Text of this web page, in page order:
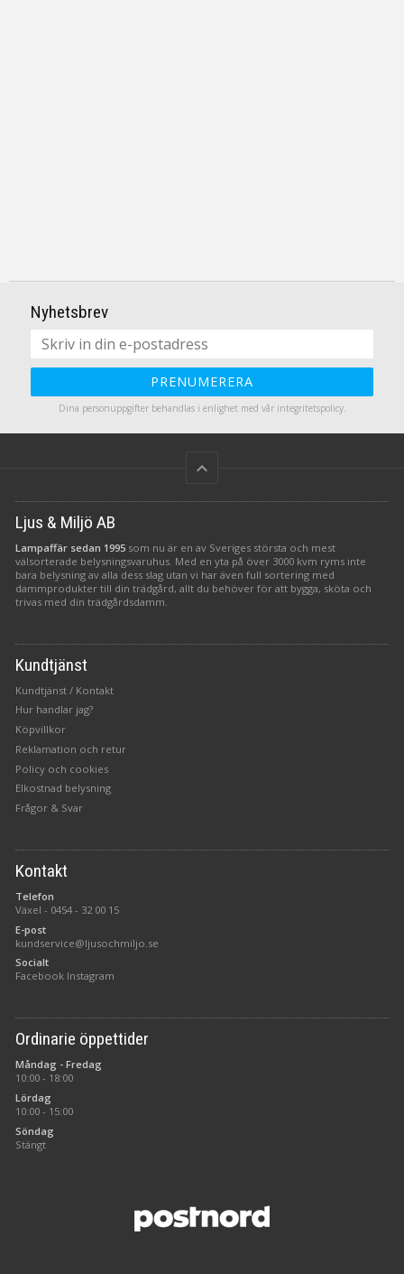
Nyhetsbrev
PRENUMERERA
Dina personuppgifter behandlas i enlighet med vår integritetspolicy.
keyboard_arrow_up
Ljus & Miljö AB
Lampaffär sedan 1995 som nu är en av Sveriges största och mest
välsorterade belysningsvaruhus. Med en yta på över 3000 kvm ryms inte
bara belysning av alla dess slag utan vi har även full sortering med
dammprodukter till din trädgård, allt du behöver för att bygga, sköta och
trivas med din trädgårdsdamm.
Kundtjänst
Kundtjänst / Kontakt
Hur handlar jag?
Köpvillkor
Reklamation och retur
Policy och cookies
Elkostnad belysning
Frågor & Svar
Kontakt
Telefon
Växel - 0454 - 32 00 15
E-post
kundservice@ljusochmiljo.se
Socialt
Facebook Instagram
Ordinarie öppettider
Måndag - Fredag
10:00 - 18:00
Lördag
10:00 - 15:00
Söndag
Stängt